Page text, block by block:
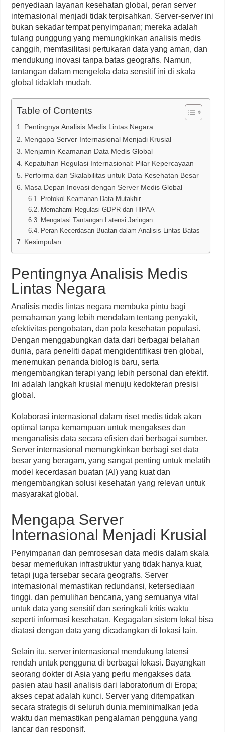
penyediaan layanan kesehatan global, peran server
internasional menjadi tidak terpisahkan. Server-server ini
bukan sekadar tempat penyimpanan; mereka adalah
tulang punggung yang memungkinkan analisis medis
canggih, memfasilitasi pertukaran data yang aman, dan
mendukung inovasi tanpa batas geografis. Namun,
tantangan dalam mengelola data sensitif ini di skala
global tidaklah mudah.
Table of Contents
Pentingnya Analisis Medis Lintas Negara
Mengapa Server Internasional Menjadi Krusial
Menjamin Keamanan Data Medis Global
Kepatuhan Regulasi Internasional: Pilar Kepercayaan
Performa dan Skalabilitas untuk Data Kesehatan Besar
Masa Depan Inovasi dengan Server Medis Global
Protokol Keamanan Data Mutakhir
Memahami Regulasi GDPR dan HIPAA
Mengatasi Tantangan Latensi Jaringan
Peran Kecerdasan Buatan dalam Analisis Lintas Batas
Kesimpulan
Pentingnya Analisis Medis
Lintas Negara
Analisis medis lintas negara membuka pintu bagi
pemahaman yang lebih mendalam tentang penyakit,
efektivitas pengobatan, dan pola kesehatan populasi.
Dengan menggabungkan data dari berbagai belahan
dunia, para peneliti dapat mengidentifikasi tren global,
menemukan penanda biologis baru, serta
mengembangkan terapi yang lebih personal dan efektif.
Ini adalah langkah krusial menuju kedokteran presisi
global.
Kolaborasi internasional dalam riset medis tidak akan
optimal tanpa kemampuan untuk mengakses dan
menganalisis data secara efisien dari berbagai sumber.
Server internasional memungkinkan berbagi set data
besar yang beragam, yang sangat penting untuk melatih
model kecerdasan buatan (AI) yang kuat dan
mengembangkan solusi kesehatan yang relevan untuk
masyarakat global.
Mengapa Server
Internasional Menjadi Krusial
Penyimpanan dan pemrosesan data medis dalam skala
besar memerlukan infrastruktur yang tidak hanya kuat,
tetapi juga tersebar secara geografis. Server
internasional memastikan redundansi, ketersediaan
tinggi, dan pemulihan bencana, yang semuanya vital
untuk data yang sensitif dan seringkali kritis waktu
seperti informasi kesehatan. Kegagalan sistem lokal bisa
diatasi dengan data yang dicadangkan di lokasi lain.
Selain itu, server internasional mendukung latensi
rendah untuk pengguna di berbagai lokasi. Bayangkan
seorang dokter di Asia yang perlu mengakses data
pasien atau hasil analisis dari laboratorium di Eropa;
akses cepat adalah kunci. Server yang ditempatkan
secara strategis di seluruh dunia meminimalkan jeda
waktu dan memastikan pengalaman pengguna yang
lancar dan responsif.